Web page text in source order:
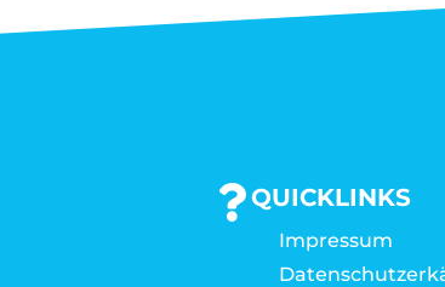
QUICKLINKS
Impressum